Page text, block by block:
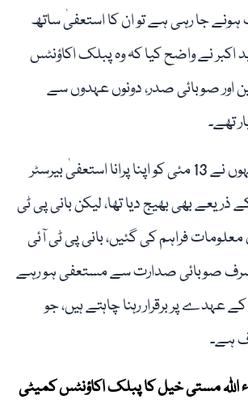
جا رہی ہے تو ان کا استعفیٰ ساتھ
اکبر نے واضح کیا کہ وہ پبلک اکاؤنٹس
اور صوبائی صدر، دونوں عہدوں سے
تھے۔
انہوں نے بتایا کہ انہوں نے 13 مئی کو اپنا پرانا استعفیٰ بیرسٹر
ذریعے بھی بھیج دیا تھا، لیکن بانی پی ٹی
فراہم کی گئیں، بانی پی ٹی آئی
صرف صوبائی صدارت سے مستعفی ہو رہے
عہدے پر برقرار رہنا چاہتے ہیں، جو
ہے۔
اللہ مستی خیل کا پبلک اکاؤنٹس کمیٹی